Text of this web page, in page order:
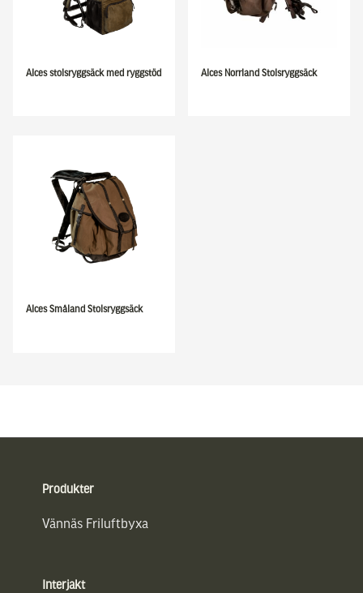
Alces stolsryggsäck med ryggstöd Alces Norrland Stolsryggsäck
Alces Småland Stolsryggsäck
Produkter
Vännäs Friluftbyxa
Interjakt